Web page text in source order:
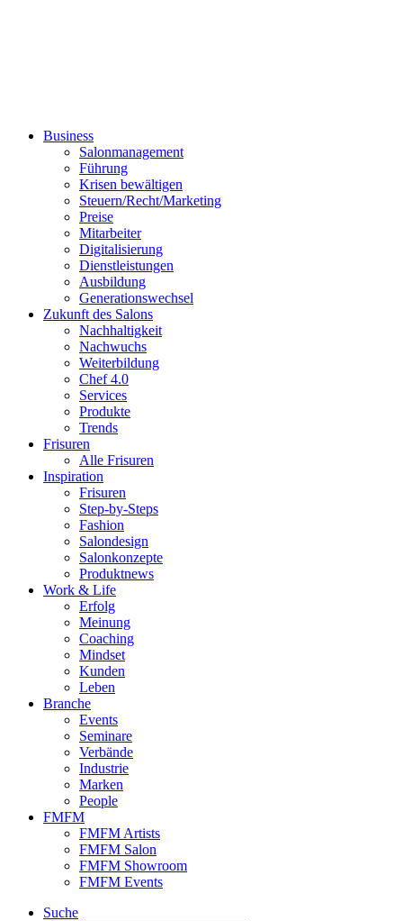
Business
Salonmanagement
Führung
Krisen bewältigen
Steuern/Recht/Marketing
Preise
Mitarbeiter
Digitalisierung
Dienstleistungen
Ausbildung
Generationswechsel
Zukunft des Salons
Nachhaltigkeit
Nachwuchs
Weiterbildung
Chef 4.0
Services
Produkte
Trends
Frisuren
Alle Frisuren
Inspiration
Frisuren
Step-by-Steps
Fashion
Salondesign
Salonkonzepte
Produktnews
Work & Life
Erfolg
Meinung
Coaching
Mindset
Kunden
Leben
Branche
Events
Seminare
Verbände
Industrie
Marken
People
FMFM
FMFM Artists
FMFM Salon
FMFM Showroom
FMFM Events
Suche